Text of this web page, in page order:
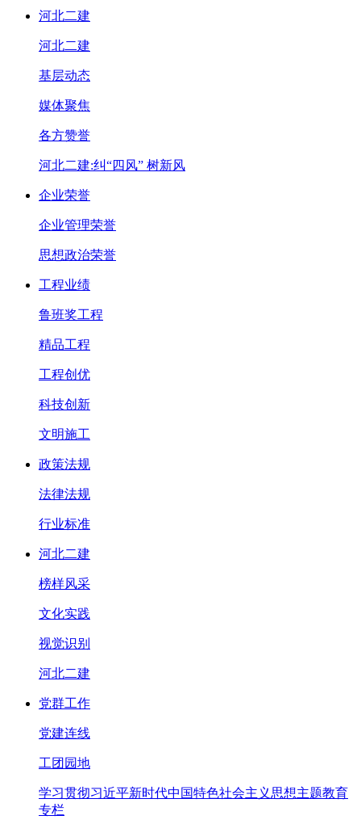
河北二建
河北二建
基层动态
媒体聚焦
各方赞誉
河北二建:纠“四风” 树新风
企业荣誉
企业管理荣誉
思想政治荣誉
工程业绩
鲁班奖工程
精品工程
工程创优
科技创新
文明施工
政策法规
法律法规
行业标准
河北二建
榜样风采
文化实践
视觉识别
河北二建
党群工作
党建连线
工团园地
学习贯彻习近平新时代中国特色社会主义思想主题教育
专栏